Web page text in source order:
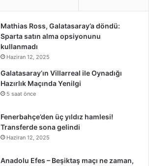
Mathias Ross, Galatasaray’a döndü:
Sparta satın alma opsiyonunu
kullanmadı
Haziran 12, 2025
Galatasaray’ın Villarreal ile Oynadığı
Hazırlık Maçında Yenilgi
5 saat önce
Fenerbahçe’den üç yıldız hamlesi!
Transferde sona gelindi
Haziran 12, 2025
Anadolu Efes – Beşiktaş maçı ne zaman,